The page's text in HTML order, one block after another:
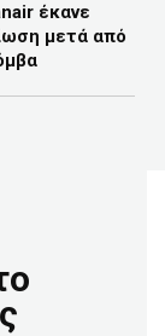
έκανε
μετά από